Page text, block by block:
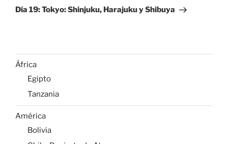
entrada
Día 19: Tokyo: Shinjuku, Harajuku y Shibuya
África
Egipto
Tanzania
América
Bolivia